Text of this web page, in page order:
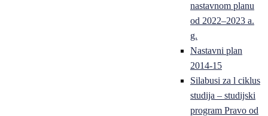
nastavnom planu
od 2022–2023 a.
g.
Nastavni plan
2014-15
Silabusi za l ciklus
studija – studijski
program Pravo od